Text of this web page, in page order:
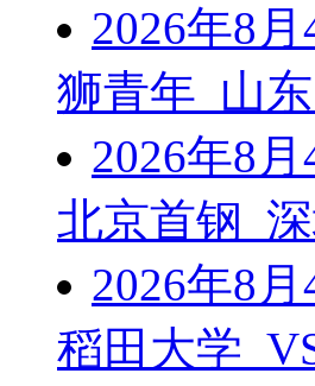
2026年8
狮青年 山
2026年8
北京首钢
2026年8
稻田大学